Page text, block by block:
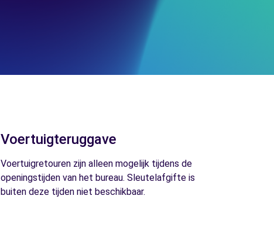
Voertuigteruggave
Voertuigretouren zijn alleen mogelijk tijdens de
openingstijden van het bureau. Sleutelafgifte is
buiten deze tijden niet beschikbaar.